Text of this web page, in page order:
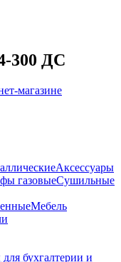
300 ДС
магазине
Аксессуары
газовыеСушильные
Мебель
бухгалтерии и